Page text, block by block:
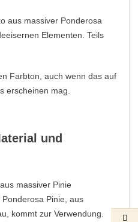
aus massiver Ponderosa
Elementen. Teils
Farbton, auch wenn das auf
erscheinen mag.
und
massiver Pinie
Pinie, aus
kommt zur Verwendung.